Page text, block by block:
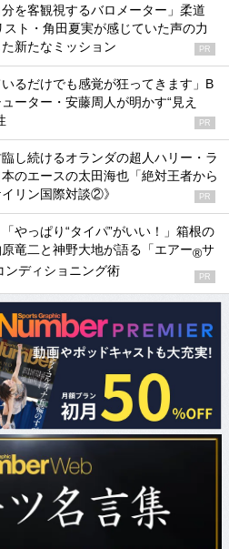
分を客観視するバロメーター」柔道
ト・角田夏実が感じていた声の力
新たなミッション
PR
いるだけでも感覚が狂ってきます」B
ーター・安藤周人が明かす“見え
PR
し続けるオランダの超人ハリー・ラ
のエースの太田海也「絶対王者から
リン国際対談②》
PR
「やっぱり“タイパ”がいい！」箱根の
竜二と神野大地が語る「エアー®サ
ンディショニング術 PR